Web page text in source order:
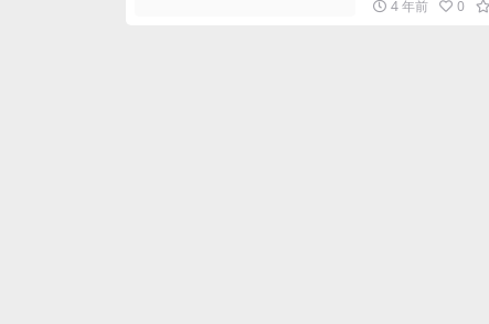
4 年前 0